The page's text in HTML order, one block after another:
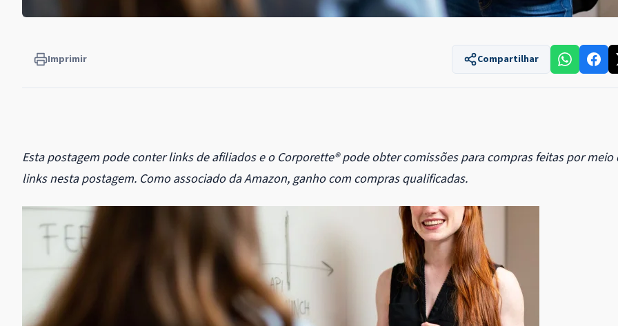
Imprimir Compartilhar
Esta postagem pode conter links de afiliados e o Corporette® pode obter comissões para compras feitas por meio
links nesta postagem. Como associado da Amazon, ganho com compras qualificadas.